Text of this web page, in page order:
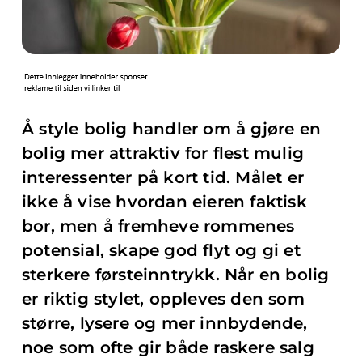
Å style bolig handler om å gjøre en
bolig mer attraktiv for flest mulig
interessenter på kort tid. Målet er
ikke å vise hvordan eieren faktisk
bor, men å fremheve rommenes
potensial, skape god flyt og gi et
sterkere førsteinntrykk. Når en bolig
er riktig stylet, oppleves den som
større, lysere og mer innbydende,
noe som ofte gir både raskere salg